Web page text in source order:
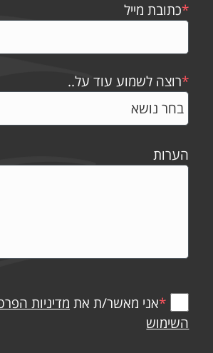
*כתובת מייל
*רוצה לשמוע עוד על..
הערות
*אני מאשר/ת את מדיניות
השימוש